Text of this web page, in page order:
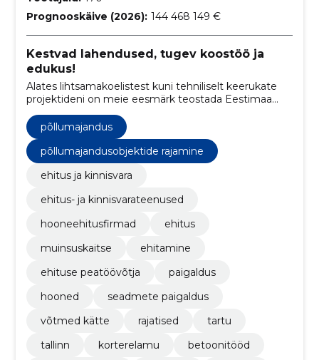
Prognooskäive (2026): 144 468 149 €
Kestvad lahendused, tugev koostöö ja
edukus!
Alates lihtsamakoelistest kuni tehniliselt keerukate
projektideni on meie eesmärk teostada Eestimaa
pinnal kestvaid lahendusi. Kogu projektitsükli vältel
toimub tihe koostöö tellijaga. Selline lähenemine
eeldab meie meeskonnalt laitmatut kompetentsi
erinevates ehitusvaldkondades.
põllumajandus
põllumajandusobjektide rajamine
ehitus ja kinnisvara
ehitus- ja kinnisvarateenused
hooneehitusfirmad
ehitus
muinsuskaitse
ehitamine
ehituse peatöövõtja
paigaldus
hooned
seadmete paigaldus
võtmed kätte
rajatised
tartu
tallinn
korterelamu
betoonitööd